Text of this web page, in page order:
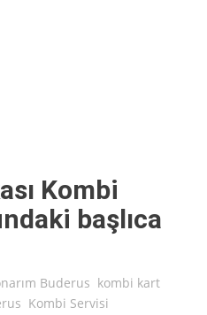
Kombi
başlıca
Buderus kombi kart
Kombi Servisi